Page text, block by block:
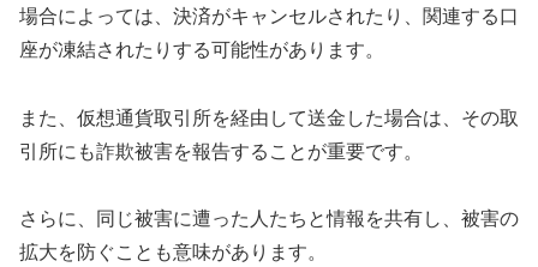
場合によっては、決済がキャンセルされたり、関連する口
座が凍結されたりする可能性があります。
また、仮想通貨取引所を経由して送金した場合は、その取
引所にも詐欺被害を報告することが重要です。
さらに、同じ被害に遭った人たちと情報を共有し、被害の
拡大を防ぐことも意味があります。